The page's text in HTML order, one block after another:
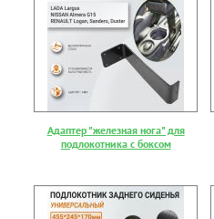
Адаптер "железная нога" для
подлокотника с боксом